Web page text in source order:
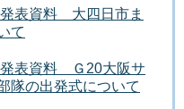
表資料 大四日市ま
て
表資料 Ｇ20大阪サ
隊の出発式について